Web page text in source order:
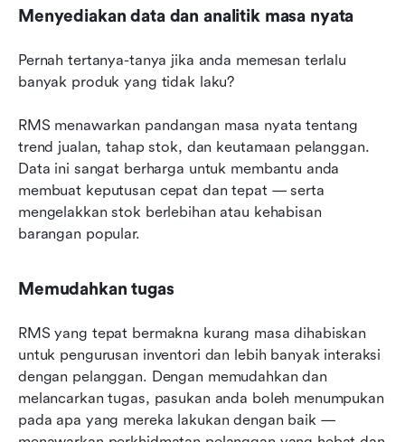
Menyediakan data dan analitik masa nyata
Pernah tertanya-tanya jika anda memesan terlalu
banyak produk yang tidak laku?
RMS menawarkan pandangan masa nyata tentang
trend jualan, tahap stok, dan keutamaan pelanggan.
Data ini sangat berharga untuk membantu anda
membuat keputusan cepat dan tepat — serta
mengelakkan stok berlebihan atau kehabisan
barangan popular.
Memudahkan tugas
RMS yang tepat bermakna kurang masa dihabiskan
untuk pengurusan inventori dan lebih banyak interaksi
dengan pelanggan. Dengan memudahkan dan
melancarkan tugas, pasukan anda boleh menumpukan
pada apa yang mereka lakukan dengan baik —